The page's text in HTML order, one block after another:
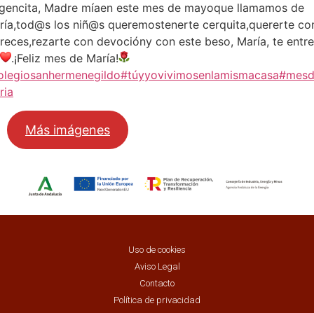
Madre míaen este mes de mayoque llamamos de
los niñ@s queremostenerte cerquita,quererte
con devocióny con este beso, María, te
.¡Feliz mes de María!
#túyyovivimosenlamismacasa
Más imágenes
Uso de cookies
Aviso Legal
Contacto
Política de privacidad